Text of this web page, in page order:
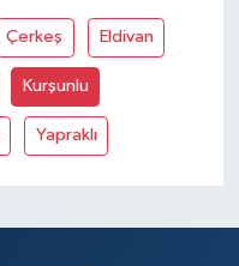
Çerkeş Eldivan
Kurşunlu
Yapraklı